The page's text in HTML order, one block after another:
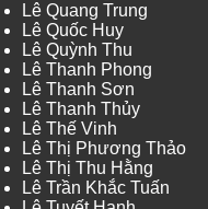
Lê Quang Trung
Lê Quốc Huy
Lê Quỳnh Thu
Lê Thanh Phong
Lê Thanh Sơn
Lê Thanh Thủy
Lê Thế Vinh
Lê Thị Phương Thảo
Lê Thị Thu Hằng
Lê Trần Khắc Tuấn